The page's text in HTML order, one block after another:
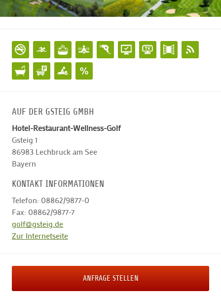
GOLF NEWS
AUF DER GSTEIG GMBH
Hotel-Restaurant-Wellness-Golf
Gsteig 1
86983 Lechbruck am See
Bayern
KONTAKT INFORMATIONEN
Telefon: 08862/9877-0
Fax: 08862/9877-7
golf@gsteig.de
Zur Internetseite
ANFRAGE STELLEN